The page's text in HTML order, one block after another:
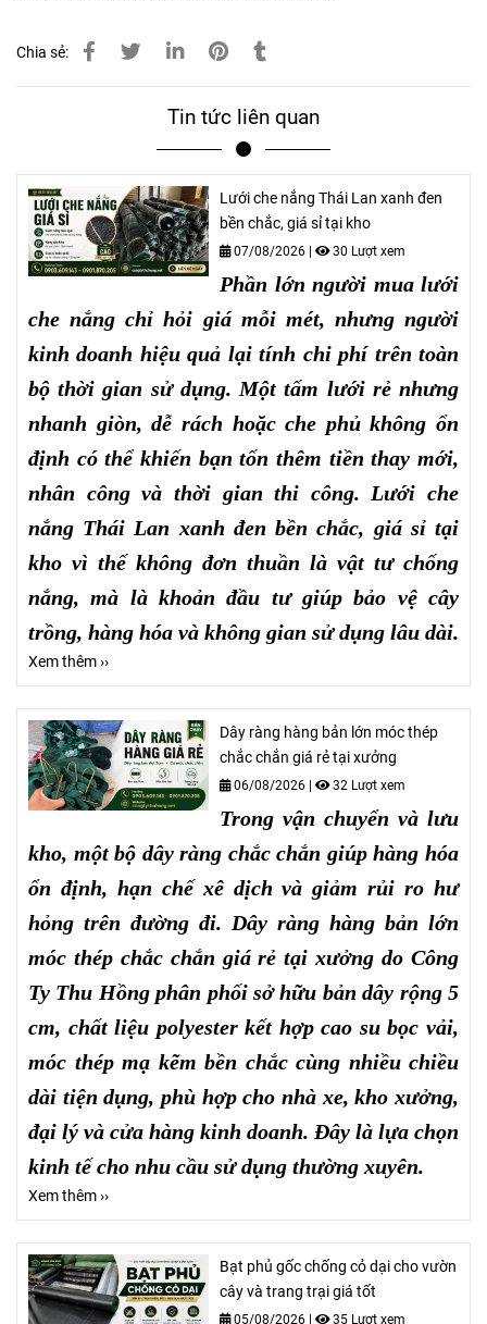
Chia sẻ:
Tin tức liên quan
Lưới che nắng Thái Lan xanh đen
bền chắc, giá sỉ tại kho
07/08/2026 | 30 Lượt xem
Phần lớn người mua lưới
che nắng chỉ hỏi giá mỗi mét, nhưng người
kinh doanh hiệu quả lại tính chi phí trên toàn
bộ thời gian sử dụng. Một tấm lưới rẻ nhưng
nhanh giòn, dễ rách hoặc che phủ không ổn
định có thể khiến bạn tốn thêm tiền thay mới,
nhân công và thời gian thi công. Lưới che
nắng Thái Lan xanh đen bền chắc, giá sỉ tại
kho vì thế không đơn thuần là vật tư chống
nắng, mà là khoản đầu tư giúp bảo vệ cây
trồng, hàng hóa và không gian sử dụng lâu dài.
Xem thêm ››
Dây ràng hàng bản lớn móc thép
chắc chắn giá rẻ tại xưởng
06/08/2026 | 32 Lượt xem
Trong vận chuyển và lưu
kho, một bộ dây ràng chắc chắn giúp hàng hóa
ổn định, hạn chế xê dịch và giảm rủi ro hư
hỏng trên đường đi. Dây ràng hàng bản lớn
móc thép chắc chắn giá rẻ tại xưởng do Công
Ty Thu Hồng phân phối sở hữu bản dây rộng 5
cm, chất liệu polyester kết hợp cao su bọc vải,
móc thép mạ kẽm bền chắc cùng nhiều chiều
dài tiện dụng, phù hợp cho nhà xe, kho xưởng,
đại lý và cửa hàng kinh doanh. Đây là lựa chọn
kinh tế cho nhu cầu sử dụng thường xuyên.
Xem thêm ››
Bạt phủ gốc chống cỏ dại cho vườn
cây và trang trại giá tốt
05/08/2026 | 35 Lượt xem